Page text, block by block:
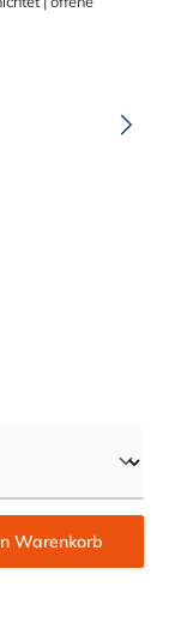
Schaltflächen um die Anzahl
Warenkorb